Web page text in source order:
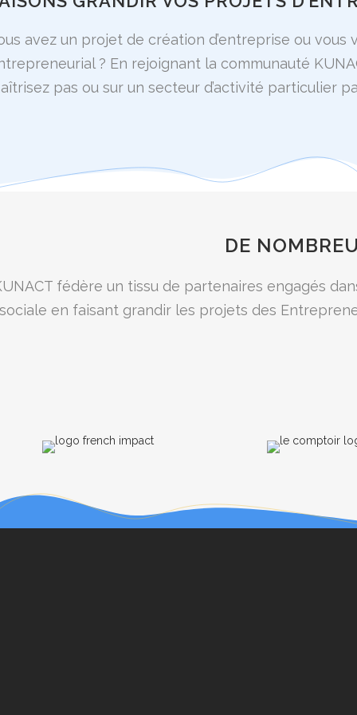
avez un projet de création d’entreprise ou
? En rejoignant la communauté
pas ou sur un secteur d’activité particulier
DE
fédère un tissu de partenaires engagés
sociale en faisant grandir les projets des